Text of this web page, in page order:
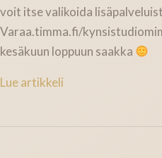
voit itse valikoida
Varaa.timma.fi/
kesäkuun loppuun saakka
Lue artikkeli